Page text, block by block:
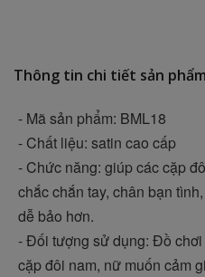
Thông tin chi tiết sản phẩm
- Mã sản phẩm: BML18
- Chất liệu: satin cao cấp
- Chức năng: giúp các cặp
chắc chắn tay, chân bạn
dễ bảo hơn.
- Đối tượng sử dụng: Đồ
cặp đôi nam, nữ muốn cảm